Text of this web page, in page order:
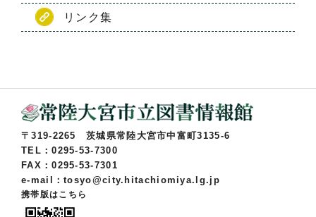
リンク集
〒319-2265 茨城県常陸大宮市中富町3135-6
TEL：0295-53-7300
FAX：0295-53-7301
e-mail：tosyo@city.hitachiomiya.lg.jp
携帯版はこちら